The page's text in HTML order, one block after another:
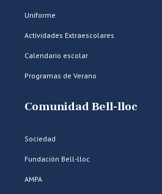
Uniforme
Actividades Extraescolares
Calendario escolar
Programas de Verano
Comunidad Bell-lloc
Sociedad
Fundación Bell-lloc
AMPA